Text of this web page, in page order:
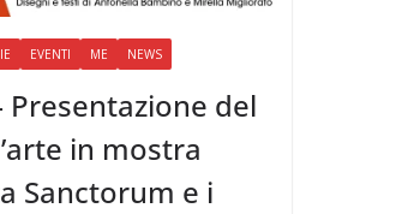
EVENTI ME NEWS
Presentazione del
in mostra
Sanctorum e i